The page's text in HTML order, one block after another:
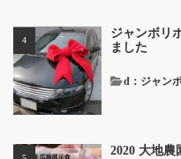
ジャンボリ
ました
d：ジャン
2020 大地